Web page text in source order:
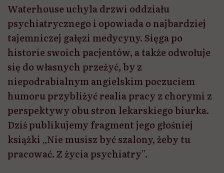
Waterhouse uchyla drzwi oddziału
psychiatrycznego i opowiada o najbardziej
tajemniczej gałęzi medycyny. Sięga po
historie swoich pacjentów, a także odwołuje
się do własnych przeżyć, by z
niepodrabialnym angielskim poczuciem
humoru przybliżyć realia pracy z chorymi z
perspektywy obu stron lekarskiego biurka.
Dziś publikujemy fragment jego głośniej
książki „Nie musisz być szalony, żeby tu
pracować. Z życia psychiatry”.